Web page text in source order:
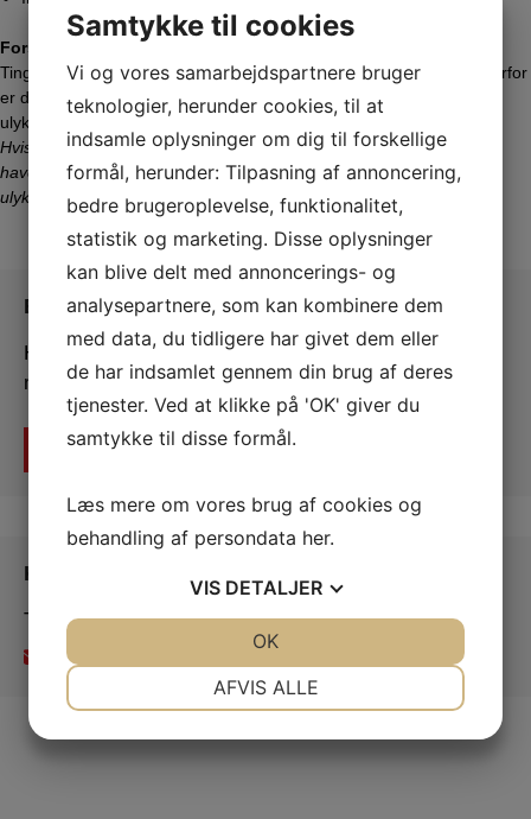
Forsikring
Tingsted Gymnastikforening er forsikret efter gældende lovkrav. Derfor
er det det udøvende medlem, som selv er ansvarlig for at være
ulykkesforsikret.
Hvis gymnasten udfører dobbelt roterende spring, skal gymnasten
have en ulykkesforsikring, der omfatter ekstremsport (tjek hvad din
ulykkesforsikring dækker).
Bliv medlem
Her kan du tilmelde dig, hvis du ikke allerede er
medlem af Tingsted gymnastikforening
Bliv medlem
Kontakt os
Tingsted Gymnastikforening
tgbestyrelse@gmail.com
Samtykke til cookies
Vi og vores samarbejdspartnere bruger
teknologier, herunder cookies, til at
indsamle oplysninger om dig til forskellige
formål, herunder: Tilpasning af annoncering,
bedre brugeroplevelse, funktionalitet,
statistik og marketing. Disse oplysninger
kan blive delt med annoncerings- og
analysepartnere, som kan kombinere dem
med data, du tidligere har givet dem eller
de har indsamlet gennem din brug af deres
tjenester. Ved at klikke på 'OK' giver du
samtykke til disse formål.
Læs mere om vores brug af cookies og
behandling af persondata her.
VIS DETALJER
AFVIS ALLE
OK